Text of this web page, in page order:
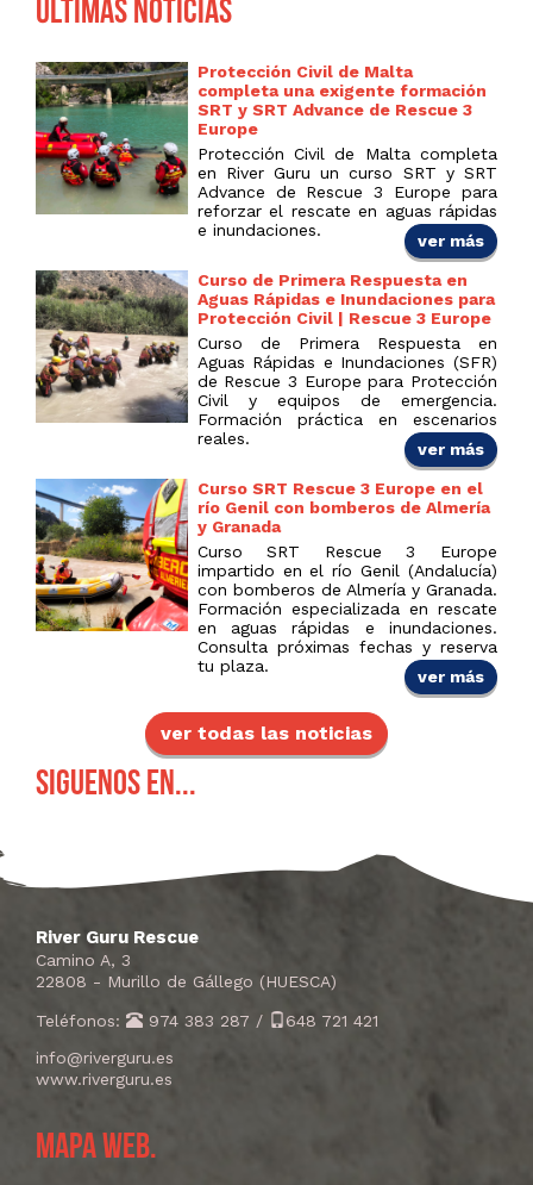
Últimas noticias
Protección Civil de Malta
completa una exigente formación
SRT y SRT Advance de Rescue 3
Europe
Protección Civil de Malta completa
en River Guru un curso SRT y SRT
Advance de Rescue 3 Europe para
reforzar el rescate en aguas rápidas
e inundaciones.
ver más
Curso de Primera Respuesta en
Aguas Rápidas e Inundaciones para
Protección Civil | Rescue 3 Europe
Curso de Primera Respuesta en
Aguas Rápidas e Inundaciones (SFR)
de Rescue 3 Europe para Protección
Civil y equipos de emergencia.
Formación práctica en escenarios
reales.
ver más
Curso SRT Rescue 3 Europe en el
río Genil con bomberos de Almería
y Granada
Curso SRT Rescue 3 Europe
impartido en el río Genil (Andalucía)
con bomberos de Almería y Granada.
Formación especializada en rescate
en aguas rápidas e inundaciones.
Consulta próximas fechas y reserva
tu plaza.
ver más
ver todas las noticias
Siguenos en...
River Guru Rescue
Camino A, 3
22808 - Murillo de Gállego (HUESCA)
Teléfonos: 974 383 287 /
648 721 421
info@riverguru.es
www.riverguru.es
Mapa web.